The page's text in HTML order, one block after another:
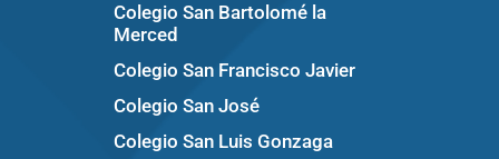
Colegio San Bartolomé la
Merced
Colegio San Francisco Javier
Colegio San José
Colegio San Luis Gonzaga